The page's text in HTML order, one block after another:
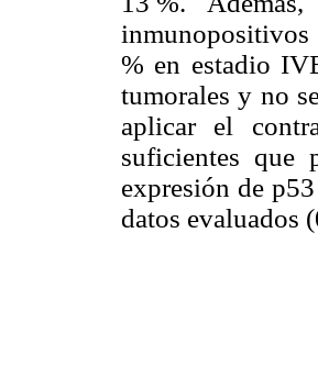
inmunopositivos
% en estadio
tumorales y no
aplicar el
suficientes que
expresión de
datos evaluados